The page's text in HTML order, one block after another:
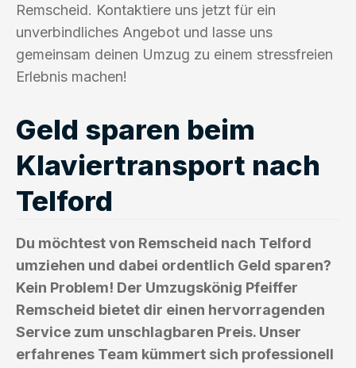
Remscheid. Kontaktiere uns jetzt für ein
unverbindliches Angebot und lasse uns
gemeinsam deinen Umzug zu einem stressfreien
Erlebnis machen!
Geld sparen beim
Klaviertransport nach
Telford
Du möchtest von Remscheid nach Telford
umziehen und dabei ordentlich Geld sparen?
Kein Problem! Der Umzugskönig Pfeiffer
Remscheid bietet dir einen hervorragenden
Service zum unschlagbaren Preis. Unser
erfahrenes Team kümmert sich professionell